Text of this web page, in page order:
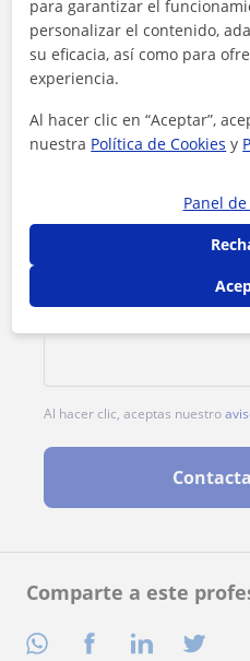
Comparte a este
1ª clase gratis
Al hacer clic, aceptas nuestro
para garantizar el
personalizar el contenido,
su eficacia, así como para
experiencia.
Al hacer clic en “Aceptar”,
nuestra Política de Cookies y
Panel